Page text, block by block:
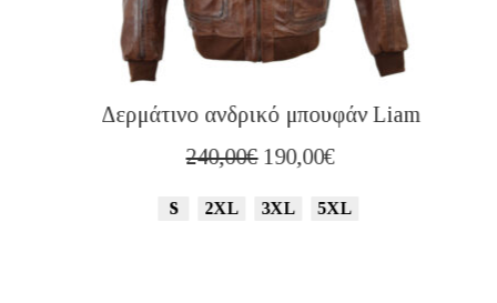
Δερμάτινο ανδρικό μπουφάν Liam
240,00€Original
was:
190,00€Η
τιμή
S 2XL 3XL 5XL